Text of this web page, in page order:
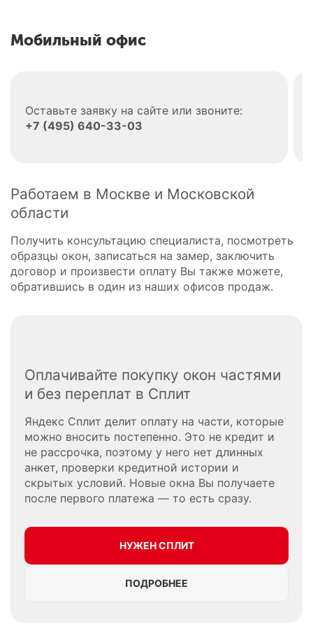
Мобильный офис
Оставьте заявку на сайте или звоните:
+7 (495) 640-33-03
Работаем в Москве и Московской
области
Получить консультацию специалиста, посмотреть
образцы окон, записаться на замер, заключить
договор и произвести оплату Вы также можете,
обратившись в один из наших офисов продаж.
Оплачивайте покупку окон частями
и без переплат в Сплит
Яндекс Сплит делит оплату на части, которые
можно вносить постепенно. Это не кредит и
не рассрочка, поэтому у него нет длинных
анкет, проверки кредитной истории и
скрытых условий. Новые окна Вы получаете
после первого платежа — то есть сразу.
НУЖЕН СПЛИТ
ПОДРОБНЕЕ